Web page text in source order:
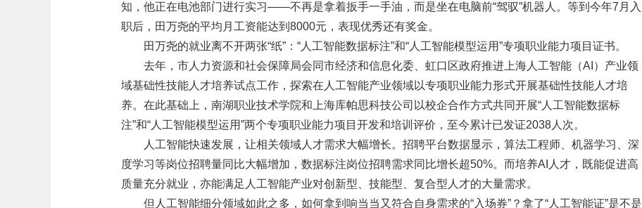
知，他正在电池部门进行实习——不再是拿着扳手一手油，而是坐在电脑前“驾驭”机器人。等到今年7月入
职后，田万尧的平均月工资能达到8000元，表现优秀还有奖金。
田万尧的就业离不开两张“纸”：“人工智能数据标注”和“人工智能模型运用”专项职业能力项目证书。
去年，市人力资源和社会保障局会同市经济和信息化委、虹口区政府推进上海人工智能（AI）产业领
域基础性技能人才培养试点工作，探索在人工智能产业领域以专项职业能力形式开展基础性技能人才培
养。在此基础上，南湖职业技术学院和上海库帕思科技公司以校企合作方式共同开展“人工智能数据标
注”和“人工智能模型运用”两个专项职业能力项目开发和培训评价，至今累计已发证2038人次。
人工智能快速发展，让相关领域人才需求大幅增长。招聘平台数据显示，算法工程师、机器学习、深
度学习等岗位招聘量同比大幅增加，数据标注岗位招聘需求同比增长超50%。而培养AI人才，既能促进高
质量充分就业，亦能满足人工智能产业对创新型、技能型、复合型人才的大量需求。
但人工智能细分领域如此之多，如何拿到响当当又符合自身需求的“入场券”？拿了“人工智能证”是不是